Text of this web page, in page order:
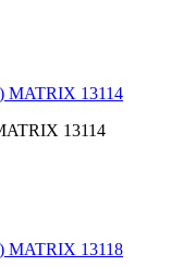
13114